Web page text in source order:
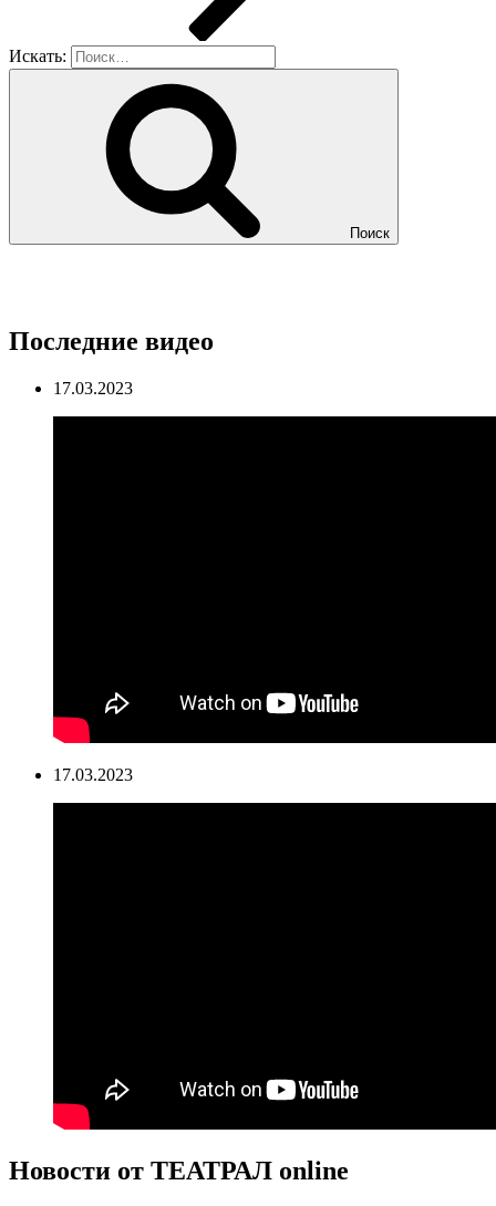
Искать:
Поиск
Последние видео
17.03.2023
17.03.2023
Новости от ТЕАТРАЛ online